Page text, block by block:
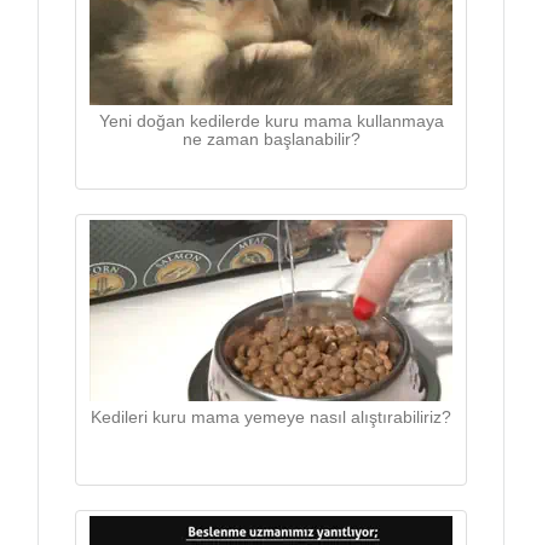
Yeni doğan kedilerde kuru mama kullanmaya
ne zaman başlanabilir?
Kedileri kuru mama yemeye nasıl alıştırabiliriz?